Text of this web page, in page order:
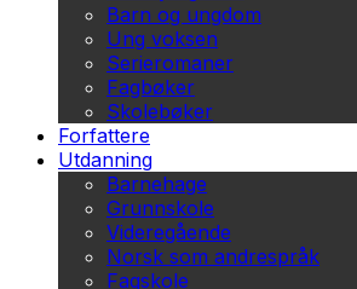
Barn og ungdom
Ung voksen
Serieromaner
Fagbøker
Skolebøker
Forfattere
Utdanning
Barnehage
Grunnskole
Videregående
Norsk som andrespråk
Fagskole